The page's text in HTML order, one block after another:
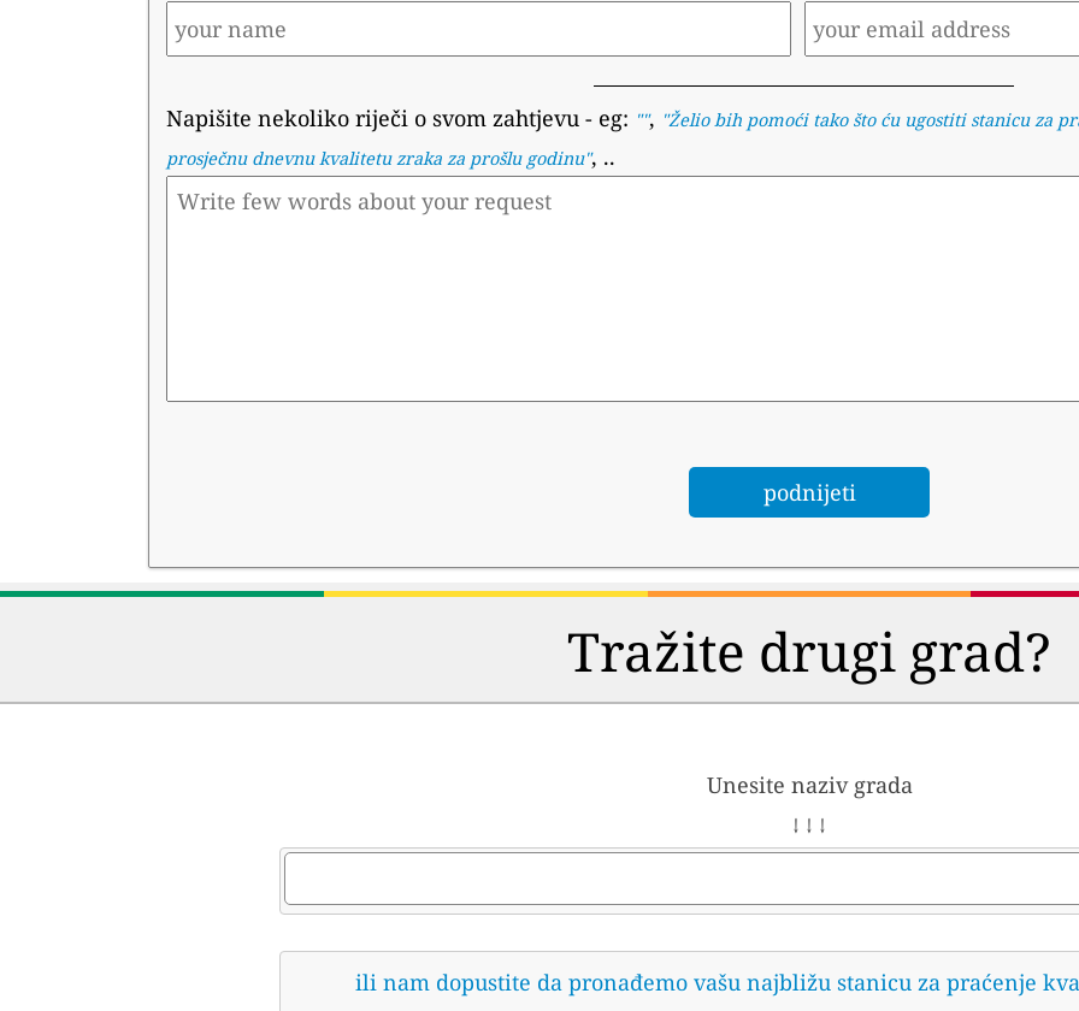
Napišite nekoliko riječi o svom zahtjevu - eg: "", "Želio bih pomoći tako što ću ugostiti stanicu za
prosječnu dnevnu kvalitetu zraka za prošlu godinu", ..
Tražite drugi grad?
Unesite naziv grada
↓ ↓ ↓
ili nam dopustite da pronađemo vašu najbližu stanicu za praćenje